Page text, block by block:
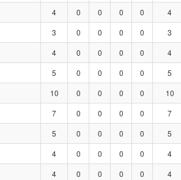
4 0 0 0 0 4
3 0 0 0 0 3
4 0 0 0 0 4
5 0 0 0 0 5
10 0 0 0 0 10
7 0 0 0 0 7
5 0 0 0 0 5
4 0 0 0 0 4
4 0 0 0 0 4